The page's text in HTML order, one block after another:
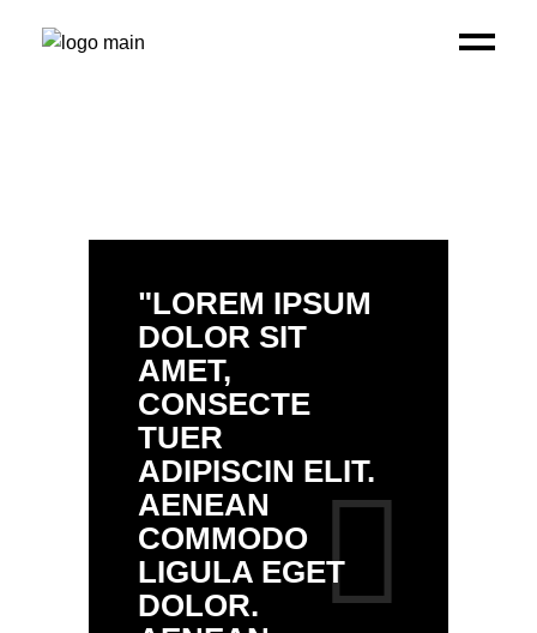
"LOREM IPSUM
DOLOR SIT
AMET,
CONSECTE
TUER
ADIPISCIN ELIT.
AENEAN
COMMODO
LIGULA EGET
DOLOR.